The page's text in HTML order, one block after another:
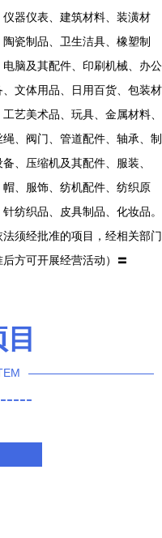
仪器仪表、建筑材料、装潢材
陶瓷制品、卫生洁具、橡塑制
电脑及其配件、印刷机械、办公
、文体用品、日用百货、包装材
工艺美术品、玩具、金属材料、
绳、阀门、管道配件、轴承、制
备、压缩机及其配件、服装、
帽、服饰、纺机配件、纺织原
针纺织品、皮具制品、化妆品。
法须经批准的项目，经相关部门
后方可开展经营活动）〓